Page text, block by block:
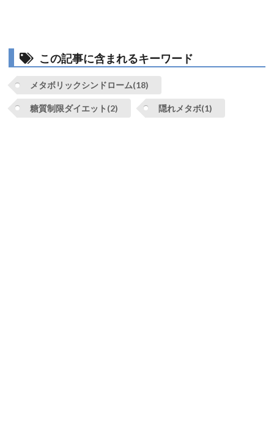
この記事に含まれるキーワード
メタボリックシンドローム(18)
糖質制限ダイエット(2) 隠れメタボ(1)